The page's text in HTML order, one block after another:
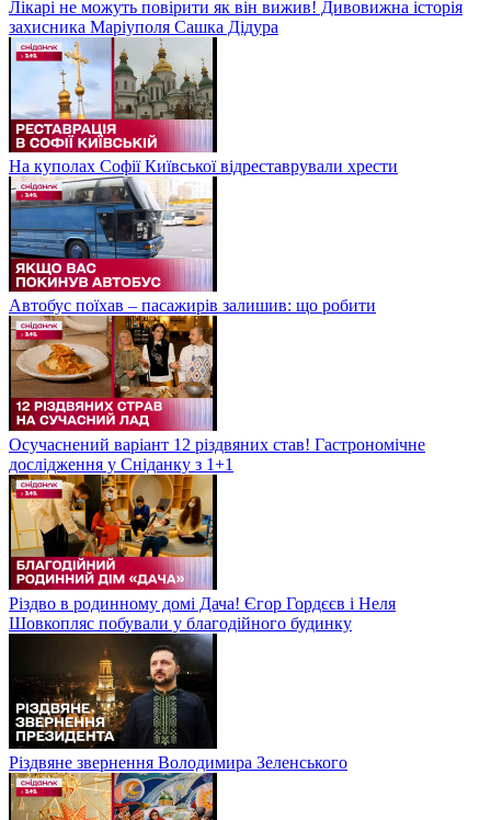
Лікарі не можуть повірити як він вижив! Дивовижна історія
захисника Маріуполя Сашка Дідура
На куполах Софії Київської відреставрували хрести
Автобус поїхав – пасажирів залишив: що робити
Осучаснений варіант 12 різдвяних став! Гастрономічне
дослідження у Сніданку з 1+1
Різдво в родинному домі Дача! Єгор Гордєєв і Неля
Шовкопляс побували у благодійного будинку
Різдвяне звернення Володимира Зеленського